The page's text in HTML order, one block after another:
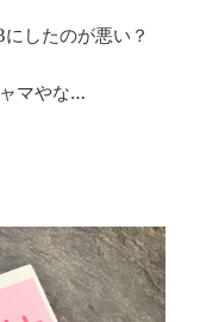
したのが悪い？
マやな…